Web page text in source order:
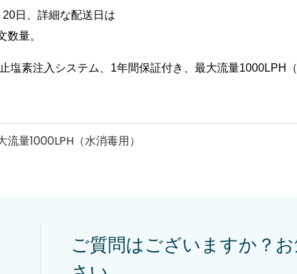
日、詳細な配送日は
数量。
ご質問はございますか？